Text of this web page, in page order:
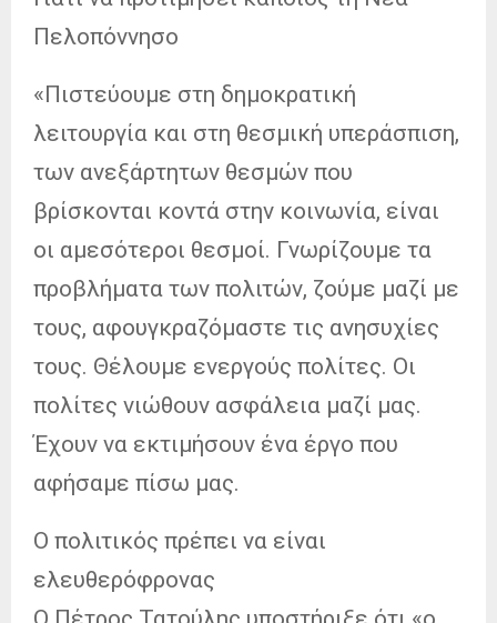
Πελοπόννησο
«Πιστεύουμε στη δημοκρατική
λειτουργία και στη θεσμική υπεράσπιση,
των ανεξάρτητων θεσμών που
βρίσκονται κοντά στην κοινωνία, είναι
οι αμεσότεροι θεσμοί. Γνωρίζουμε τα
προβλήματα των πολιτών, ζούμε μαζί με
τους, αφουγκραζόμαστε τις ανησυχίες
τους. Θέλουμε ενεργούς πολίτες. Οι
πολίτες νιώθουν ασφάλεια μαζί μας.
Έχουν να εκτιμήσουν ένα έργο που
αφήσαμε πίσω μας.
Ο πολιτικός πρέπει να είναι
ελευθερόφρονας